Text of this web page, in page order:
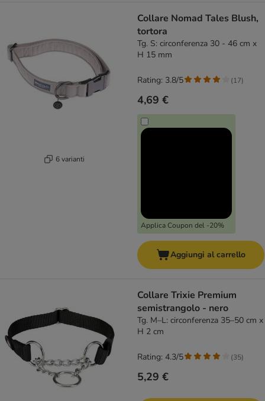
6 varianti
Collare Nomad Tales Blush,
tortora
Tg. S: circonferenza 30 - 46 cm x
H 15 mm
4,69 €
Applica Coupon del -20%
Rating: 3.8/5 (17)
Aggiungi al carrello
Collare Trixie Premium
semistrangolo - nero
Tg. M–L: circonferenza 35–50 cm x
H 2 cm
5,29 €
Rating: 4.3/5 (35)